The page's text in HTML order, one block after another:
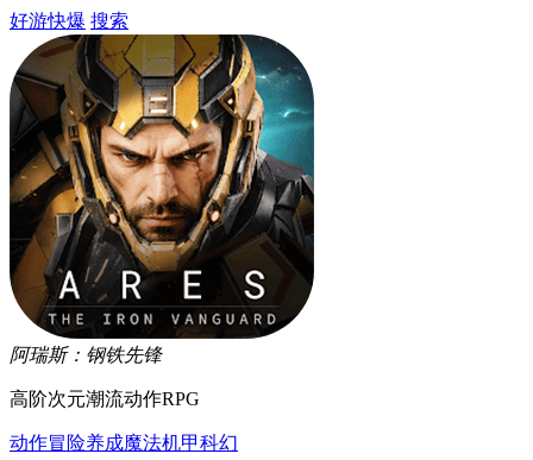
好游快爆 搜索
阿瑞斯：钢铁先锋
高阶次元潮流动作RPG
动作冒险养成魔法机甲科幻